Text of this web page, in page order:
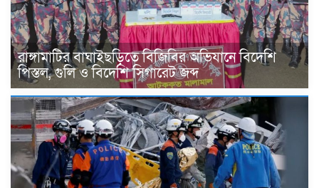
রাঙ্গামাটির বাঘাইছড়িতে বিজিবির অভিযানে বিদেশি
পিস্তল, গুলি ও বিদেশি সিগারেট জব্দ